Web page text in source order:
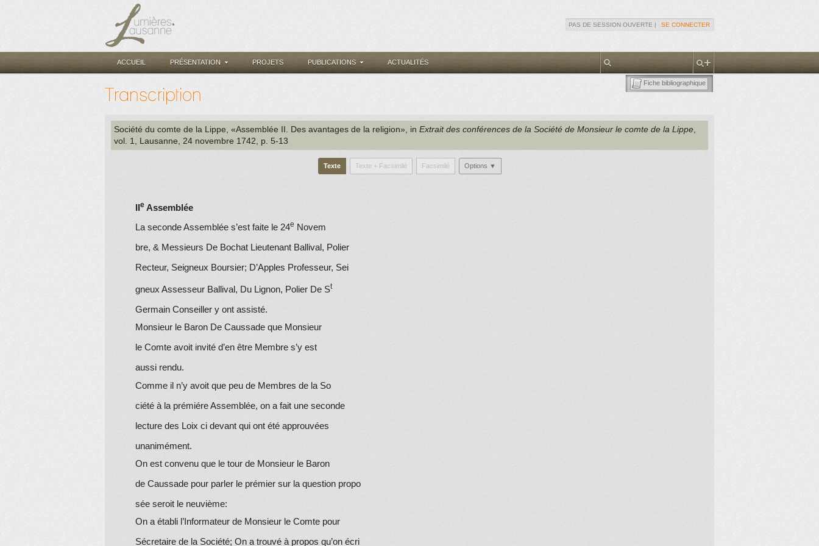
PAS DE SESSION OUVERTE | SE CONNECTER
ACCUEIL PRÉSENTATION PROJETS PUBLICATIONS ACTUALITÉS
Fiche bibliographique
Transcription
Société du comte de la Lippe , «Assemblée II. Des avantages de la religion», in Extrait des conférences de la Société de Monsieur le comte de la Lippe
vol. 1
, Lausanne , 24 novembre 1742 , p. 5-13
Texte Texte + Facsimilé Facsimilé Options ▼
e Assemblée
La seconde Assemblée s’est faite le 24e Novem
bre, & Messieurs De Bochat Lieutenant Ballival, Polier
Recteur, Seigneux Boursier; D’Apples Professeur, Sei
gneux Assesseur Ballival, Du Lignon, Polier De St
Germain Conseiller y ont assisté.
Monsieur le Baron De Caussade que Monsieur
le Comte avoit invité d’en être Membre s’y est
aussi rendu.
Comme il n’y avoit que peu de Membres de la So
ciété à la prémiére Assemblée, on a fait une seconde
lecture des Loix ci devant qui ont été approuvées
unanimément.
On est convenu que le tour de Monsieur le Baron
de Caussade pour parler le prémier sur la question propo
sée seroit le neuvième:
On a établi l’Informateur de Monsieur le Comte pour
Sécretaire de la Société; On a trouvé à propos qu’on écri